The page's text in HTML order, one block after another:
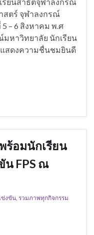
สตร์ จุฬาลงกรณ์
– 6 สิงหาคม พ.ศ
มหาวิทยาลัย นักเรียน
แสดงความชื่นชมยินดี
ร้อมนักเรียน
น FPS ณ
ข่งขัน รวมภาพทุกกิจกรรม